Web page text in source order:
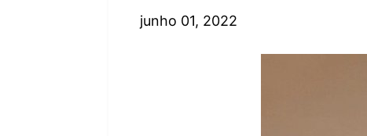
junho 01, 2022